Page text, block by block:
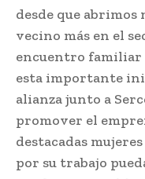
desde que
vecino más en el
encuentro familiar
esta importante
alianza junto a
promover el
destacadas
por su trabajo